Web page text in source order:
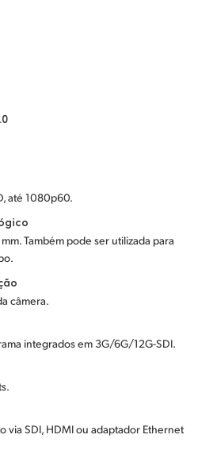
até 1080p60.
Também pode ser utilizada para
câmera.
integrados em 3G/6G/12G-SDI.
via SDI, HDMI ou adaptador Ethernet